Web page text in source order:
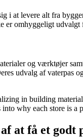
i at levere alt fra
er omhyggeligt
og værktøjer
udvalg af vaterpas
in building
why each store is a
at få et